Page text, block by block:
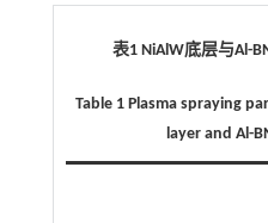
表1 NiAlW底层与Al-
Table 1 Plasma spraying
layer and Al-